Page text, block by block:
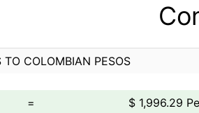
TO COLOMBIAN PESOS
=
$ 1,996.29